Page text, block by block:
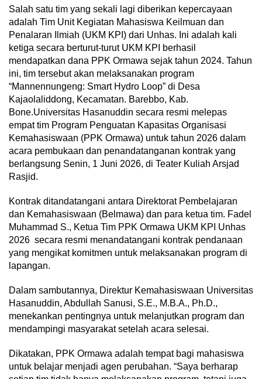
Salah satu tim yang sekali lagi diberikan kepercayaan
adalah Tim Unit Kegiatan Mahasiswa Keilmuan dan
Penalaran Ilmiah (UKM KPI) dari Unhas. Ini adalah kali
ketiga secara berturut-turut UKM KPI berhasil
mendapatkan dana PPK Ormawa sejak tahun 2024. Tahun
ini, tim tersebut akan melaksanakan program
“Mannennungeng: Smart Hydro Loop” di Desa
Kajaolaliddong, Kecamatan. Barebbo, Kab.
Bone.Universitas Hasanuddin secara resmi melepas
empat tim Program Penguatan Kapasitas Organisasi
Kemahasiswaan (PPK Ormawa) untuk tahun 2026 dalam
acara pembukaan dan penandatanganan kontrak yang
berlangsung Senin, 1 Juni 2026, di Teater Kuliah Arsjad
Rasjid.
Kontrak ditandatangani antara Direktorat Pembelajaran
dan Kemahasiswaan (Belmawa) dan para ketua tim. Fadel
Muhammad S., Ketua Tim PPK Ormawa UKM KPI Unhas
2026 secara resmi menandatangani kontrak pendanaan
yang mengikat komitmen untuk melaksanakan program di
lapangan.
Dalam sambutannya, Direktur Kemahasiswaan Universitas
Hasanuddin, Abdullah Sanusi, S.E., M.B.A., Ph.D.,
menekankan pentingnya untuk melanjutkan program dan
mendampingi masyarakat setelah acara selesai.
Dikatakan, PPK Ormawa adalah tempat bagi mahasiswa
untuk belajar menjadi agen perubahan. “Saya berharap